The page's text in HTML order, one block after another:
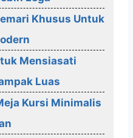
Khusus Untuk
Mensiasati
Luas
Kursi Minimalis